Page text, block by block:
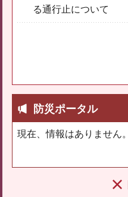
る通行止について
防災ポータル
現在、情報はありません。